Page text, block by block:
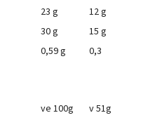
23 g
12 g
30 g
15 g
0,59 g 0,3
ve 100g
v 51g